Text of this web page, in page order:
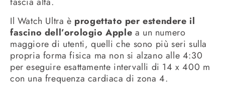
Il Watch Ultra è progettato per estendere il
fascino dell’orologio Apple a un numero
maggiore di utenti, quelli che sono più seri sulla
propria forma fisica ma non si alzano alle 4:30
per eseguire esattamente intervalli di 14 x 400 m
con una frequenza cardiaca di zona 4.